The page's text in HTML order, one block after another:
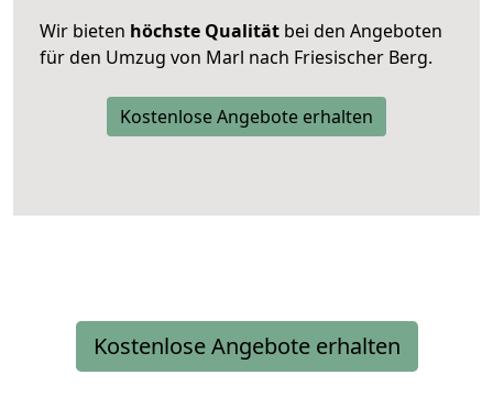
Wir bieten höchste Qualität bei den Angeboten
für den Umzug von Marl nach Friesischer Berg.
Kostenlose Angebote erhalten
Kostenlose Angebote erhalten